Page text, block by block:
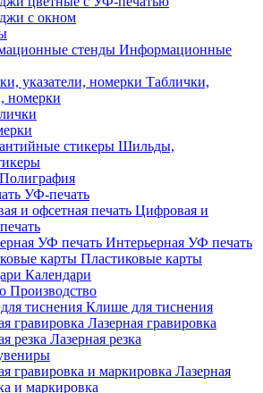
с окном
Информационные
Таблички,
номерки
Шильды,
Полиграфия
УФ-печать
Цифровая и
Интерьерная УФ печать
Пластиковые карты
Календари
Производство
Клише для тиснения
Лазерная гравировка
Лазерная резка
Лазерная
и маркировка